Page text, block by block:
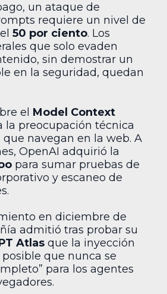
un ataque de
requiere un nivel de
50 por ciento. Los
que solo evaden
sin demostrar un
en la seguridad, quedan
el Model Context
la preocupación técnica
navegan en la web. A
OpenAI adquirió la
para sumar pruebas de
y escaneo de
en diciembre de
admitió tras probar su
Atlas que la inyección
que nunca se
para los agentes